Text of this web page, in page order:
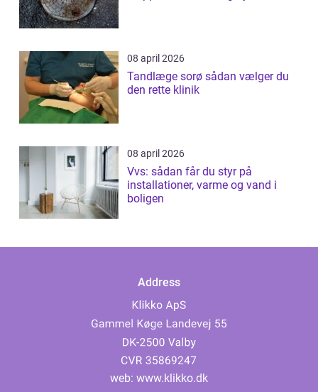
08 april 2026
Tandlæge sorø sådan vælger du
den rette klinik
08 april 2026
Vvs: sådan får du styr på
installationer, varme og vand i
boligen
Address
web: www.klikko.dk